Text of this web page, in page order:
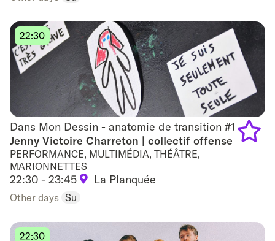
Dans Mon Dessin - anatomie de transition #1
Dans Mon Dessin - anatomie de transition #1
Jenny Victoire Charreton | collectif offense
PERFORMANCE, MULTIMÉDIA, THÉÂTRE,
MARIONNETTES
22:30 - 23:45 La Planquée
22:30
Other days Su
22:30